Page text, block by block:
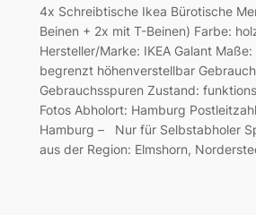
4x Schreibtische Ikea Bürotische
Beinen + 2x mit T-Beinen) Farbe:
Hersteller/Marke: IKEA Galant
begrenzt höhenverstellbar
Gebrauchsspuren Zustand:
Fotos Abholort: Hamburg
Hamburg – Nur für Selbstabholer
aus der Region: Elmshorn,